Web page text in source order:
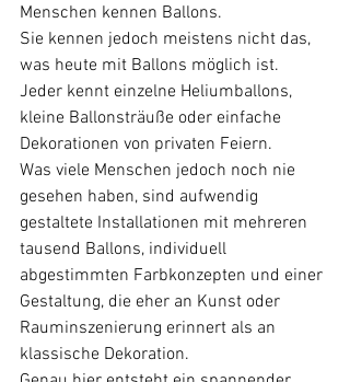
Menschen kennen Ballons.
Sie kennen jedoch meistens nicht das,
was heute mit Ballons möglich ist.
Jeder kennt einzelne Heliumballons,
kleine Ballonsträuße oder einfache
Dekorationen von privaten Feiern.
Was viele Menschen jedoch noch nie
gesehen haben, sind aufwendig
gestaltete Installationen mit mehreren
tausend Ballons, individuell
abgestimmten Farbkonzepten und einer
Gestaltung, die eher an Kunst oder
Rauminszenierung erinnert als an
klassische Dekoration.